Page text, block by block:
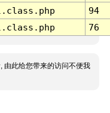
94
76
由此给您带来的访问不便我